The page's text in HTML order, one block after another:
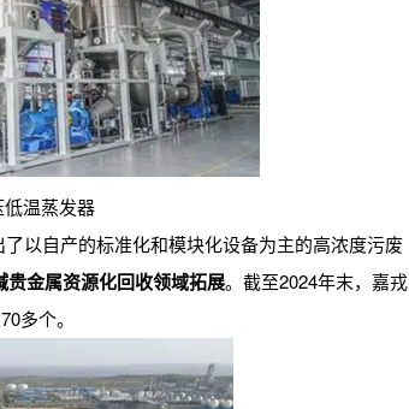
温蒸发器
以自产的标准化和模块化设备为主的高浓度污废
金属资源化回收领域拓展。截至2024年末，嘉戎
多个。